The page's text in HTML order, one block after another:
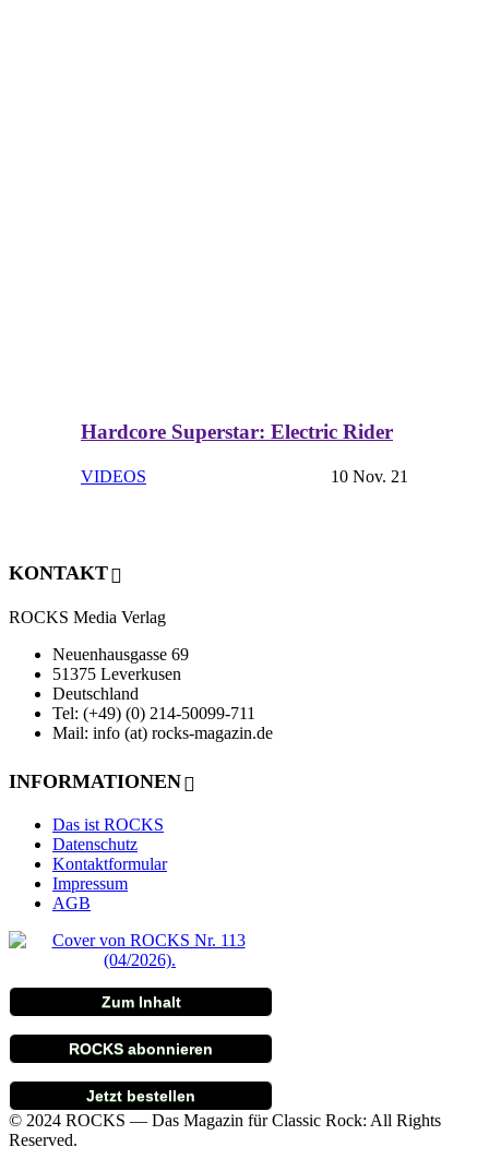
Hardcore Superstar: Electric Rider
VIDEOS 10 Nov. 21
KONTAKT
ROCKS Media Verlag
Neuenhausgasse 69
51375 Leverkusen
Deutschland
Tel: (+49) (0) 214-50099-711
Mail: info (at) rocks-magazin.de
INFORMATIONEN
Das ist ROCKS
Datenschutz
Kontaktformular
Impressum
AGB
Zum Inhalt
ROCKS abonnieren
Jetzt bestellen
© 2024 ROCKS — Das Magazin für Classic Rock: All Rights
Reserved.